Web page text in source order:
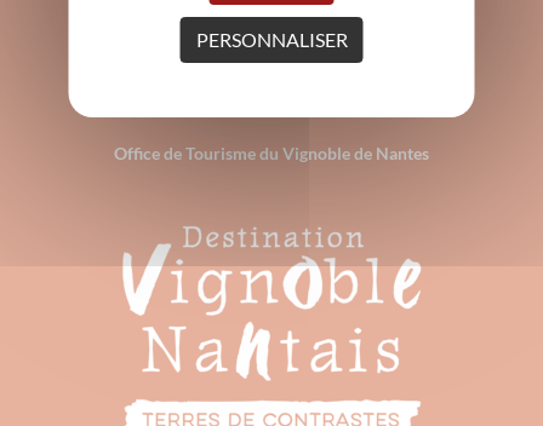
Office de Tourisme du Vignoble de Nantes
PERSONNALISER